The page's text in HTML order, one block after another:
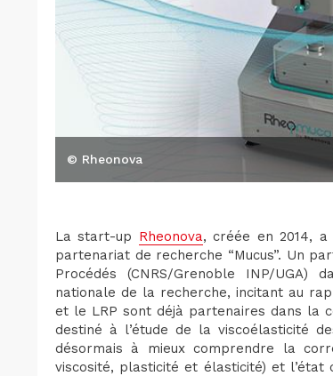
© Rheonova
La start-up Rheonova, créée en 2014,
partenariat de recherche “Mucus”. Un
Procédés (CNRS/Grenoble INP/
nationale de la recherche, incitant au
et le LRP sont déjà partenaires dans la
destiné à l’étude de la viscoélasticité
désormais à mieux comprendre la
viscosité, plasticité et élasticité) et